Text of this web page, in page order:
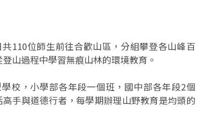
110位師生前往合歡山區，分組攀登各山峰百
山過程中學習無痕山林的環境教育。
校，小學部各年段一個班，國中部各年段2個
手與道德行者，每學期辦理山野教育是均頭的